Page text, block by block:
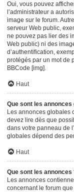
Oui, vous pouvez
l’administrateur a
image sur le forum.
serveur Web public,
ne pouvez pas lier des
Web public) ni des
d’authentification,
protégés par un mot de
BBCode [img].
Haut
Que sont les annonces
Les annonces globales
devez lire dès que
dans votre panneau de
globales dépend des
Haut
Que sont les annonces
Les annonces
concernant le forum